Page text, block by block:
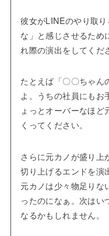
彼女がLINEのやり取
な」と感じさせるため
れ際の演出をしてくだ
たとえば「〇〇ちゃん
よ。うちの社員にもお
ょっとオーバーなほど
くってください。
さらに元カノが盛り上
切り上げるエンドを演
元カノは少々物足りな
ったのになぁ。次はい
なるかもしれません。